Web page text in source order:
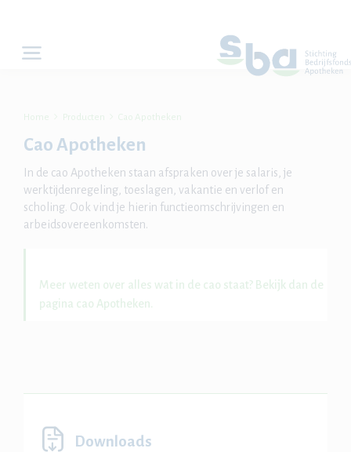
Home Producten Cao Apotheken
Cao Apotheken
In de cao Apotheken staan afspraken over je salaris, je
werktijdenregeling, toeslagen, vakantie en verlof en
scholing. Ook vind je hierin functieomschrijvingen en
arbeidsovereenkomsten.
Meer weten over alles wat in de cao staat? Bekijk dan de
pagina cao Apotheken.
Downloads